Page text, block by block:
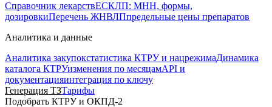
Справочник лекарствЕСКЛП: МНН, формы,
дозировкиПеречень ЖНВЛПпредельные цены препаратов
Аналитика и данные
Аналитика закупокстатистика КТРУ и нацрежимаДинамика
каталога КТРУизменения по месяцамAPI и
документацияинтеграция по ключу
Генерация ТЗТарифы
Подобрать КТРУ и ОКПД-2